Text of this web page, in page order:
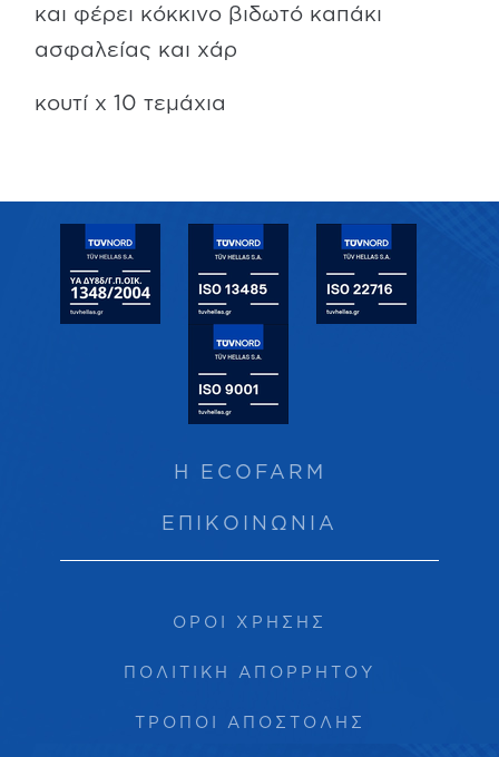
και φέρει κόκκινο βιδωτό καπάκι
ασφαλείας και χάρ
κουτί x 10 τεμάχια
Η ECOFARM
ΕΠΙΚΟΙΝΩΝΙΑ
ΟΡΟΙ ΧΡΗΣΗΣ
ΠΟΛΙΤΙΚΗ ΑΠΟΡΡΗΤΟΥ
ΤΡΟΠΟΙ ΑΠΟΣΤΟΛΗΣ